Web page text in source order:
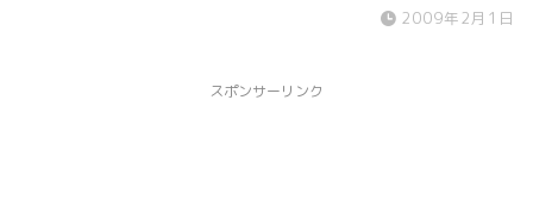
2009年2月1日
スポンサーリンク